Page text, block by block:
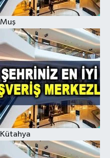
Muş
Kütahya